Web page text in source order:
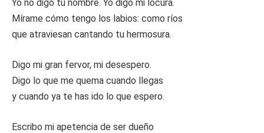
Yo no digo tu nombre. Yo digo mi locura.
Mírame cómo tengo los labios: como ríos
que atraviesan cantando tu hermosura.
Digo mi gran fervor, mi desespero.
Digo lo que me quema cuando llegas
y cuando ya te has ido lo que espero.
Escribo mi apetencia de ser dueño